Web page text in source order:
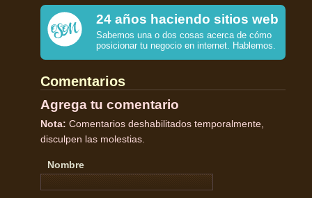
24 años haciendo sitios web
Sabemos una o dos cosas acerca de cómo
posicionar tu negocio en internet. Hablemos.
Comentarios
Agrega tu comentario
Nota: Comentarios deshabilitados temporalmente,
disculpen las molestias.
Nombre